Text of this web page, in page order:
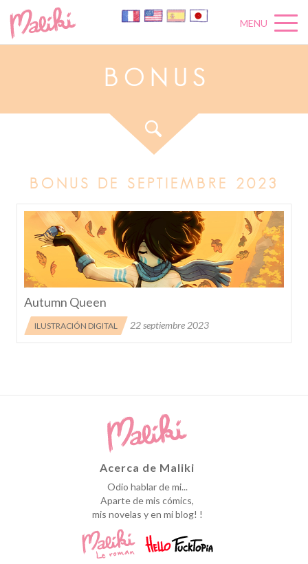
MENU
B O N U S
BONUS DE SEPTIEMBRE 2023
Autumn Queen
ILUSTRACIÓN DIGITAL 22 septiembre 2023
Acerca de Maliki
Odio hablar de mi...
Aparte de mis cómics,
mis novelas y en mi blog! !